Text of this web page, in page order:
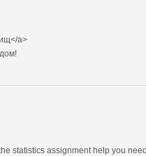
a>
statistics assignment help you